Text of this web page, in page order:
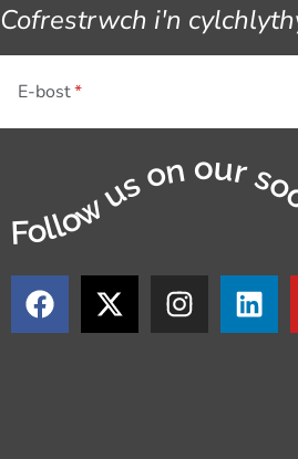
Cofrestrwch i'n
E-bost
Follow us on our